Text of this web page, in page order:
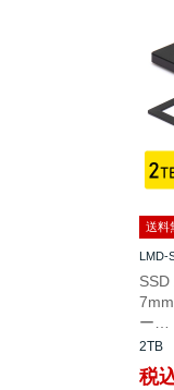
送料
LMD-
ー…
2TB
税